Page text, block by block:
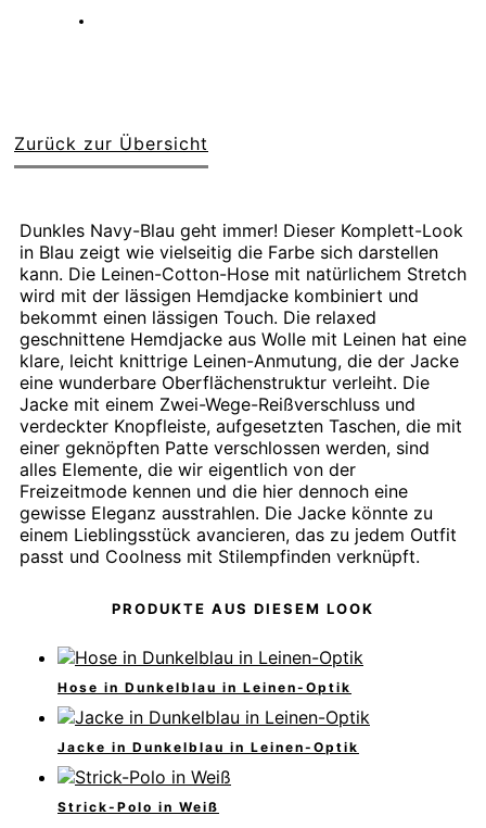
Zurück zur Übersicht
Dunkles Navy-Blau geht immer! Dieser Komplett-Look
in Blau zeigt wie vielseitig die Farbe sich darstellen
kann. Die Leinen-Cotton-Hose mit natürlichem Stretch
wird mit der lässigen Hemdjacke kombiniert und
bekommt einen lässigen Touch. Die relaxed
geschnittene Hemdjacke aus Wolle mit Leinen hat eine
klare, leicht knittrige Leinen-Anmutung, die der Jacke
eine wunderbare Oberflächenstruktur verleiht. Die
Jacke mit einem Zwei-Wege-Reißverschluss und
verdeckter Knopfleiste, aufgesetzten Taschen, die mit
einer geknöpften Patte verschlossen werden, sind
alles Elemente, die wir eigentlich von der
Freizeitmode kennen und die hier dennoch eine
gewisse Eleganz ausstrahlen. Die Jacke könnte zu
einem Lieblingsstück avancieren, das zu jedem Outfit
passt und Coolness mit Stilempfinden verknüpft.
PRODUKTE AUS DIESEM LOOK
Hose in Dunkelblau in Leinen-Optik
Jacke in Dunkelblau in Leinen-Optik
Strick-Polo in Weiß